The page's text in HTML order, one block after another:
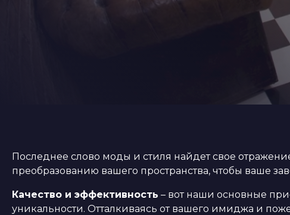
Последнее слово моды и стиля найдет свое
преобразованию вашего пространства, чтобы ваше
Качество и эффективность – вот наши основные
уникальности. Отталкиваясь от вашего имиджа и